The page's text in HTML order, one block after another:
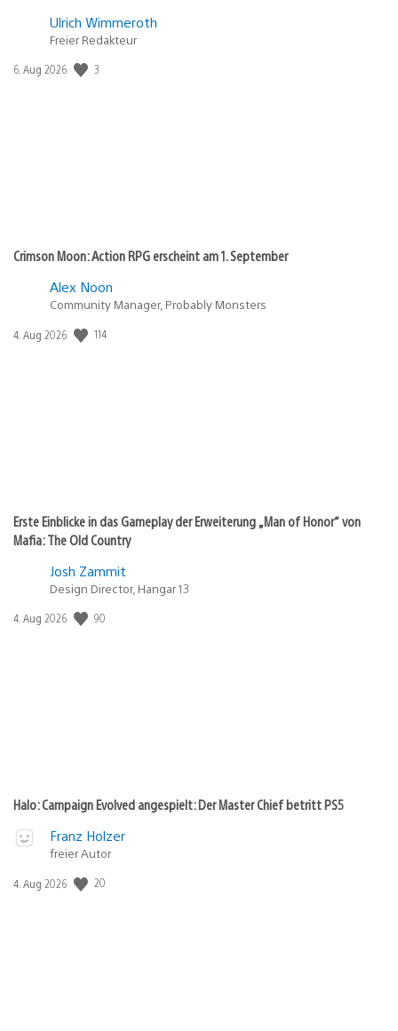
Ulrich Wimmeroth
Freier Redakteur
Veröffentlichungsdatum:
6. Aug 2026 3
Crimson Moon: Action RPG erscheint am 1. September
Alex Noon
Community Manager, Probably Monsters
Veröffentlichungsdatum:
4. Aug 2026 114
Erste Einblicke in das Gameplay der Erweiterung „Man of Honor“ von
Mafia: The Old Country
Josh Zammit
Design Director, Hangar 13
Veröffentlichungsdatum:
4. Aug 2026 90
Halo: Campaign Evolved angespielt: Der Master Chief betritt PS5
Franz Holzer
freier Autor
Veröffentlichungsdatum:
4. Aug 2026 20